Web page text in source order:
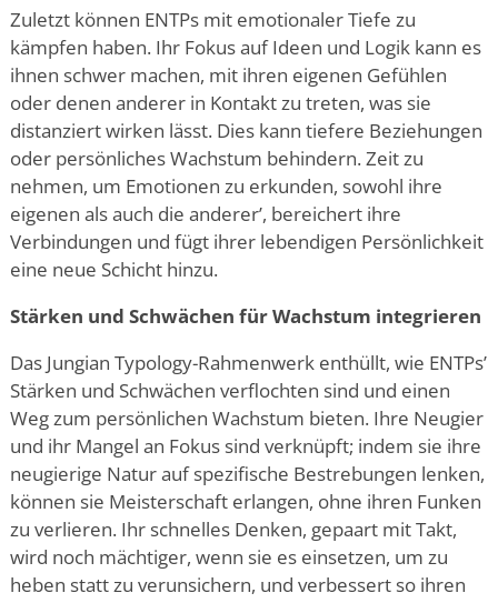
Zuletzt können ENTPs mit emotionaler Tiefe zu
kämpfen haben. Ihr Fokus auf Ideen und Logik kann es
ihnen schwer machen, mit ihren eigenen Gefühlen
oder denen anderer in Kontakt zu treten, was sie
distanziert wirken lässt. Dies kann tiefere Beziehungen
oder persönliches Wachstum behindern. Zeit zu
nehmen, um Emotionen zu erkunden, sowohl ihre
eigenen als auch die anderer’, bereichert ihre
Verbindungen und fügt ihrer lebendigen Persönlichkeit
eine neue Schicht hinzu.
Stärken und Schwächen für Wachstum integrieren
Das Jungian Typology-Rahmenwerk enthüllt, wie ENTPs’
Stärken und Schwächen verflochten sind und einen
Weg zum persönlichen Wachstum bieten. Ihre Neugier
und ihr Mangel an Fokus sind verknüpft; indem sie ihre
neugierige Natur auf spezifische Bestrebungen lenken,
können sie Meisterschaft erlangen, ohne ihren Funken
zu verlieren. Ihr schnelles Denken, gepaart mit Takt,
wird noch mächtiger, wenn sie es einsetzen, um zu
heben statt zu verunsichern, und verbessert so ihren